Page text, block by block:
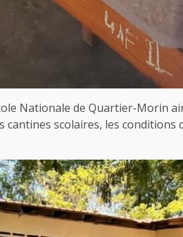
Nationale de Quartier-Morin
scolaires, les